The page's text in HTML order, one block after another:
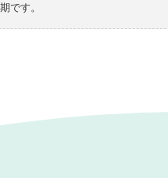
です。